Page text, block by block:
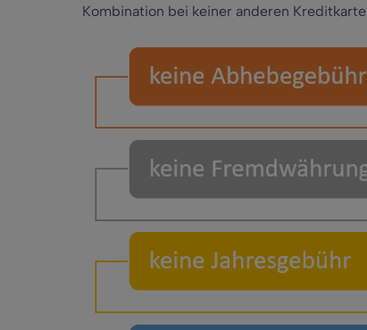
Kombination bei keiner anderen